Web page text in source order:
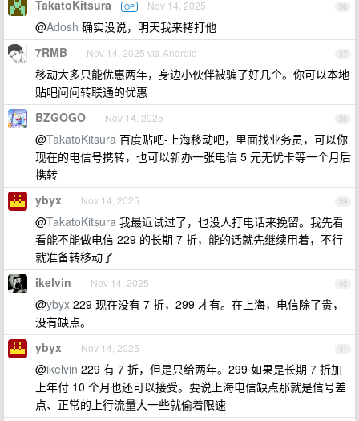
36
TakatoKitsura OP Nov 14, 2025
@Adosh 确实没说，明天我来拷打他
37
7RMB Nov 14, 2025 via Android
移动大多只能优惠两年，身边小伙伴被骗了好几个。你可以本地
贴吧问问转联通的优惠
38
BZGOGO Nov 14, 2025
@TakatoKitsura 百度贴吧-上海移动吧，里面找业务员，可以你
现在的电信号携转，也可以新办一张电信 5 元无忧卡等一个月后
携转
39
ybyx Nov 14, 2025
@TakatoKitsura 我最近试过了，也没人打电话来挽留。我先看
看能不能做电信 229 的长期 7 折，能的话就先继续用着，不行
就准备转移动了
40
ikelvin Nov 14, 2025
@ybyx 229 现在没有 7 折，299 才有。在上海，电信除了贵，
没有缺点。
41
ybyx Nov 14, 2025
@ikelvin 229 有 7 折，但是只给两年。299 如果是长期 7 折加
上年付 10 个月也还可以接受。要说上海电信缺点那就是信号差
点、正常的上行流量大一些就偷着限速